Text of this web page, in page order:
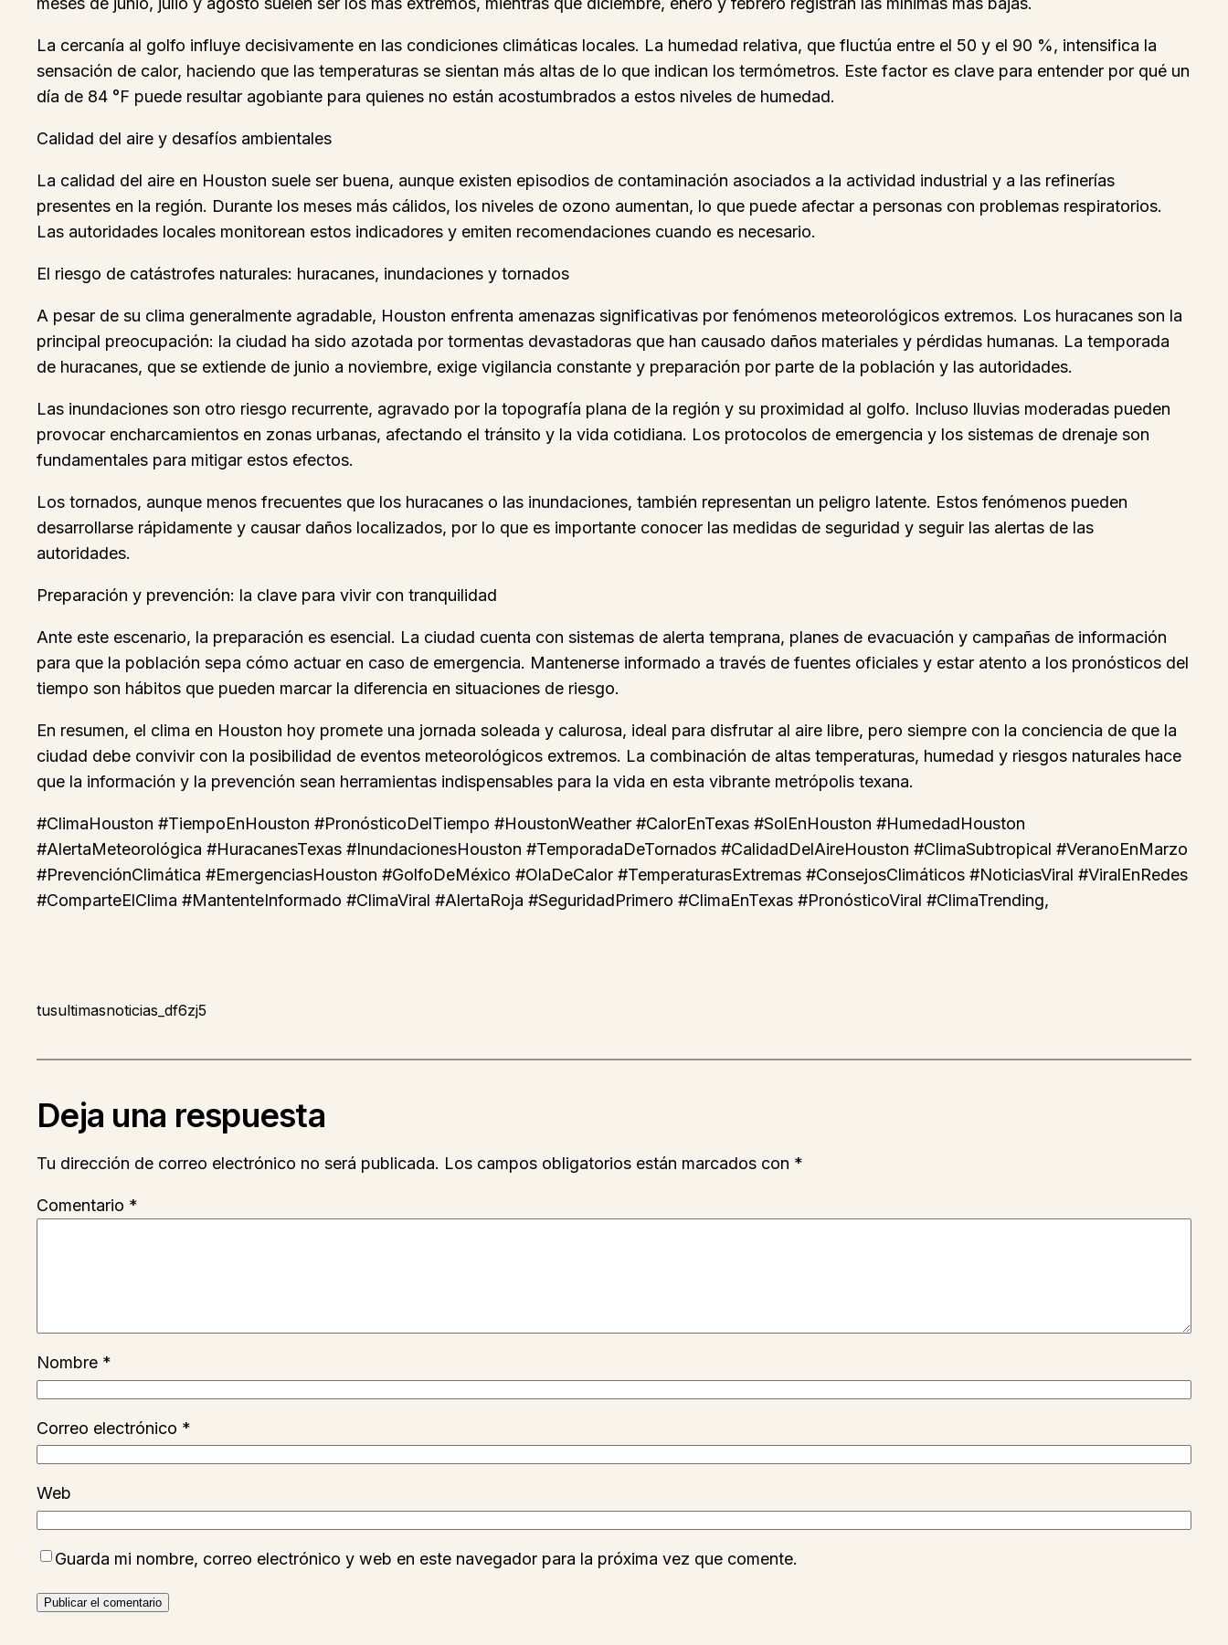
La cercanía al golfo influye decisivamente en las condiciones climáticas locales. La humedad relativa, que fluctúa entre el 50 y el 90 %, intensifica la
sensación de calor, haciendo que las temperaturas se sientan más altas de lo que indican los termómetros. Este factor es clave para entender por qué un
día de 84 °F puede resultar agobiante para quienes no están acostumbrados a estos niveles de humedad.
Calidad del aire y desafíos ambientales
La calidad del aire en Houston suele ser buena, aunque existen episodios de contaminación asociados a la actividad industrial y a las refinerías
presentes en la región. Durante los meses más cálidos, los niveles de ozono aumentan, lo que puede afectar a personas con problemas respiratorios.
Las autoridades locales monitorean estos indicadores y emiten recomendaciones cuando es necesario.
El riesgo de catástrofes naturales: huracanes, inundaciones y tornados
A pesar de su clima generalmente agradable, Houston enfrenta amenazas significativas por fenómenos meteorológicos extremos. Los huracanes son la
principal preocupación: la ciudad ha sido azotada por tormentas devastadoras que han causado daños materiales y pérdidas humanas. La temporada
de huracanes, que se extiende de junio a noviembre, exige vigilancia constante y preparación por parte de la población y las autoridades.
Las inundaciones son otro riesgo recurrente, agravado por la topografía plana de la región y su proximidad al golfo. Incluso lluvias moderadas pueden
provocar encharcamientos en zonas urbanas, afectando el tránsito y la vida cotidiana. Los protocolos de emergencia y los sistemas de drenaje son
fundamentales para mitigar estos efectos.
Los tornados, aunque menos frecuentes que los huracanes o las inundaciones, también representan un peligro latente. Estos fenómenos pueden
desarrollarse rápidamente y causar daños localizados, por lo que es importante conocer las medidas de seguridad y seguir las alertas de las
autoridades.
Preparación y prevención: la clave para vivir con tranquilidad
Ante este escenario, la preparación es esencial. La ciudad cuenta con sistemas de alerta temprana, planes de evacuación y campañas de información
para que la población sepa cómo actuar en caso de emergencia. Mantenerse informado a través de fuentes oficiales y estar atento a los pronósticos del
tiempo son hábitos que pueden marcar la diferencia en situaciones de riesgo.
En resumen, el clima en Houston hoy promete una jornada soleada y calurosa, ideal para disfrutar al aire libre, pero siempre con la conciencia de que la
ciudad debe convivir con la posibilidad de eventos meteorológicos extremos. La combinación de altas temperaturas, humedad y riesgos naturales hace
que la información y la prevención sean herramientas indispensables para la vida en esta vibrante metrópolis texana.
#ClimaHouston #TiempoEnHouston #PronósticoDelTiempo #HoustonWeather #CalorEnTexas #SolEnHouston #HumedadHouston
#AlertaMeteorológica #HuracanesTexas #InundacionesHouston #TemporadaDeTornados #CalidadDelAireHouston #ClimaSubtropical #VeranoEnMarzo
#PrevenciónClimática #EmergenciasHouston #GolfoDeMéxico #OlaDeCalor #TemperaturasExtremas #ConsejosClimáticos #NoticiasViral #ViralEnRedes
#ComparteElClima #MantenteInformado #ClimaViral #AlertaRoja #SeguridadPrimero #ClimaEnTexas #PronósticoViral #ClimaTrending,
tusultimasnoticias_df6zj5
Deja una respuesta
Tu dirección de correo electrónico no será publicada. Los campos obligatorios están marcados con *
Comentario *
Nombre *
Correo electrónico *
Web
Guarda mi nombre, correo electrónico y web en este navegador para la próxima vez que comente.